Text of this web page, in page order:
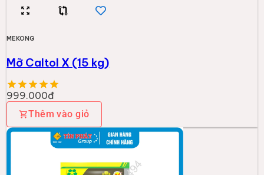
MEKONG
Mỡ Caltol X (15 kg)
999.000đ
Thêm vào giỏ